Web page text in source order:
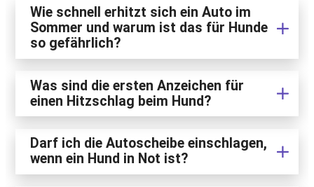
Wie schnell erhitzt sich ein Auto im
Sommer und warum ist das für Hunde
so gefährlich?
Was sind die ersten Anzeichen für
einen Hitzschlag beim Hund?
Darf ich die Autoscheibe einschlagen,
wenn ein Hund in Not ist?